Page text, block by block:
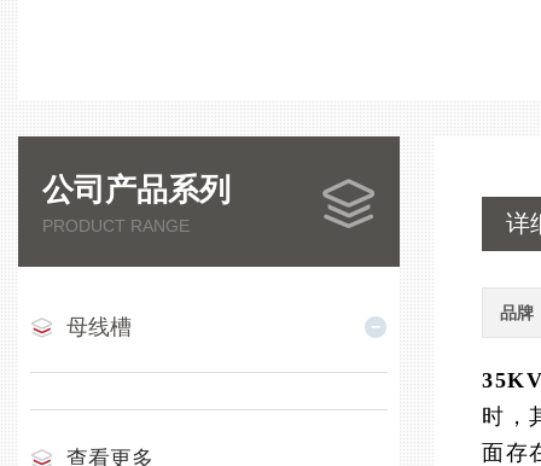
公司产品系列
PRODUCT RANGE
母线槽
查看更多
详
品牌
3
时，
面存